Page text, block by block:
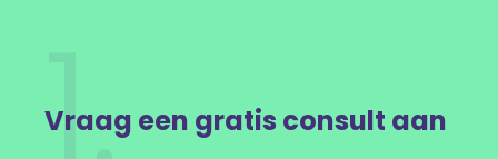
1.
Vraag een gratis consult aan